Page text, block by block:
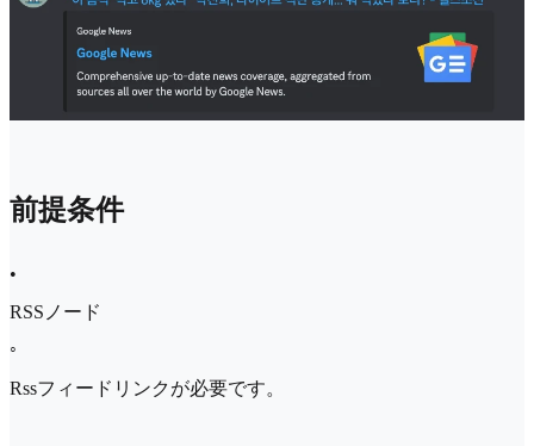
前提条件
•
RSSノード
◦
Rssフィードリンクが必要です。